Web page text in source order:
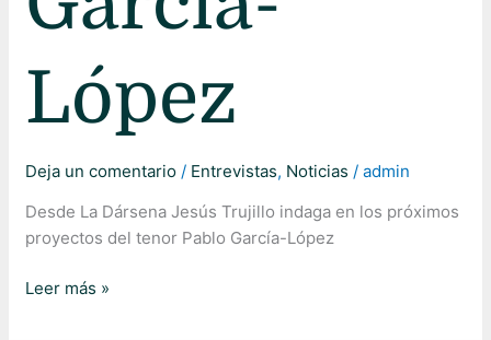
López
Deja un comentario / Entrevistas, Noticias /admin
Desde La Dársena Jesús Trujillo indaga en los próximos
proyectos del tenor Pablo García-López
Leer más »